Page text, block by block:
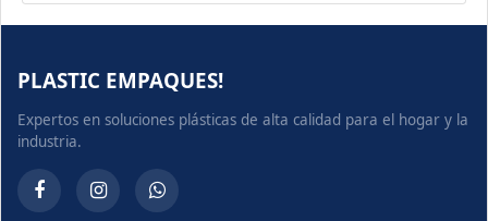
PLASTIC EMPAQUES!
Expertos en soluciones plásticas de alta calidad para el hogar y la
industria.